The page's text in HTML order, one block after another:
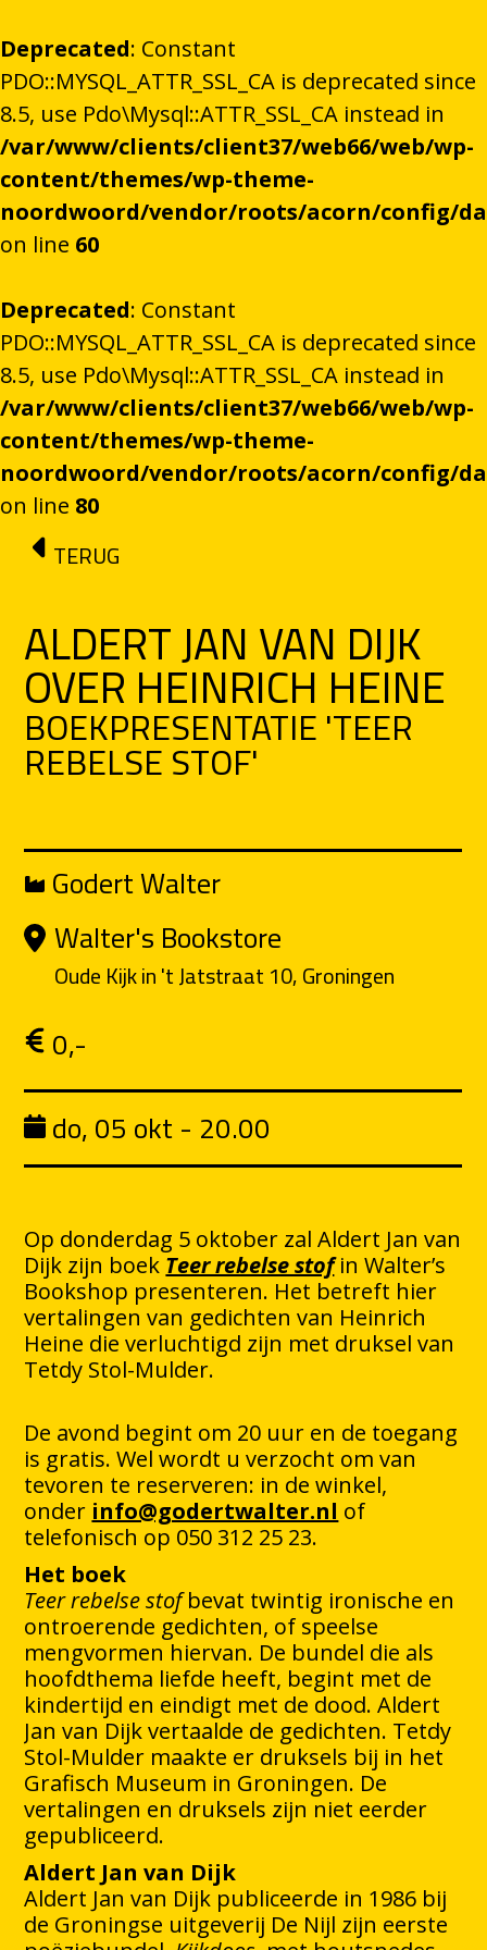
Deprecated: Constant
PDO::MYSQL_ATTR_SSL_CA is deprecated since
8.5, use Pdo\Mysql::ATTR_SSL_CA instead in
/var/www/clients/client37/web66/web/wp-
content/themes/wp-theme-
noordwoord/vendor/roots/acorn/config/
on line 60
Deprecated: Constant
PDO::MYSQL_ATTR_SSL_CA is deprecated since
8.5, use Pdo\Mysql::ATTR_SSL_CA instead in
/var/www/clients/client37/web66/web/wp-
content/themes/wp-theme-
noordwoord/vendor/roots/acorn/config/
on line 80
Ga naar de inhoud
TERUG
ALDERT JAN VAN DIJK
OVER HEINRICH HEINE
BOEKPRESENTATIE 'TEER
REBELSE STOF'
Godert Walter
Walter's Bookstore
Oude Kijk in 't Jatstraat 10, Groningen
0,-
do, 05 okt - 20.00
Op donderdag 5 oktober zal Aldert Jan van
Dijk zijn boek Teer rebelse stofin Walter’s
Bookshop presenteren. Het betreft hier
vertalingen van gedichten van Heinrich
Heine die verluchtigd zijn met druksel van
Tetdy Stol-Mulder.
De avond begint om 20 uur en de toegang
is gratis. Wel wordt u verzocht om van
tevoren te reserveren: in de winkel,
onder info@godertwalter.nl of
telefonisch op 050 312 25 23.
Het boek
Teer rebelse stofbevat twintig ironische en
ontroerende gedichten, of speelse
mengvormen hiervan. De bundel die als
hoofdthema liefde heeft, begint met de
kindertijd en eindigt met de dood. Aldert
Jan van Dijk vertaalde de gedichten. Tetdy
Stol-Mulder maakte er druksels bij in het
Grafisch Museum in Groningen. De
vertalingen en druksels zijn niet eerder
gepubliceerd.
Aldert Jan van Dijk
Aldert Jan van Dijk publiceerde in 1986 bij
de Groningse uitgeverij De Nijl zijn eerste